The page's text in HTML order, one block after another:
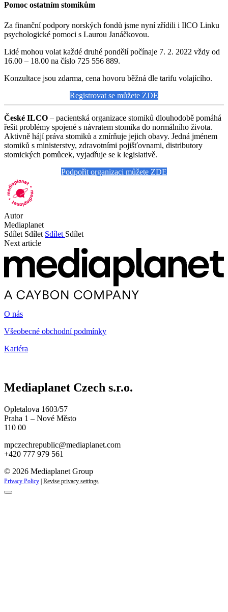
Pomoc ostatním stomikům
Za finanční podpory norských fondů jsme nyní zřídili i IlCO Linku
psychologické pomoci s Laurou Janáčkovou.
Lidé mohou volat každé druhé pondělí počínaje 7. 2. 2022 vždy od
16.00 – 18.00 na číslo 725 556 889.
Konzultace jsou zdarma, cena hovoru běžná dle tarifu volajícího.
Registrovat se můžete ZDE
České ILCO – pacientská organizace stomiků dlouhodobě pomáhá
řešit problémy spojené s návratem stomika do normálního života.
Aktivně hájí práva stomiků a zmírňuje jejich obavy. Jedná jménem
stomiků s ministerstvy, zdravotními pojišťovnami, distributory
stomických pomůcek, vyjadřuje se k legislativě.
Podpořit organizaci můžete ZDE
Autor
Mediaplanet
Sdílet Sdílet Sdílet Sdílet
Next article
O nás
Všeobecné obchodní podmínky
Kariéra
Mediaplanet Czech s.r.o.
Opletalova 1603/57
Praha 1 – Nové Město
110 00
mpczechrepublic@mediaplanet.com
+420 777 979 561
© 2026 Mediaplanet Group
Privacy Policy | Revise privacy settings